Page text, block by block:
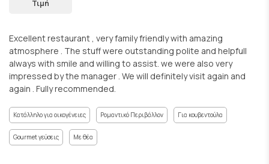
Τιμή
Excellent restaurant , very family friendly with amazing
atmosphere . The stuff were outstanding polite and helpfull
always with smile and willing to assist. we were also very
impressed by the manager . We will definitely visit again and
again . Fully recommended.
Κατάλληλο για οικογένειες Ρομαντικό Περιβάλλον Για κουβεντούλα
Gourmet γεύσεις Με θέα